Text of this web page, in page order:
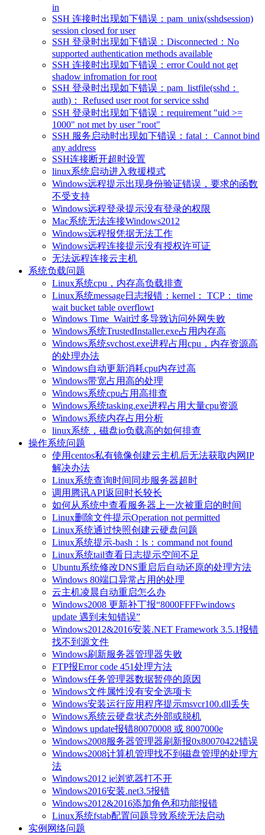
in
SSH 连接时出现如下错误：pam_unix(sshdsession)
session closed for user
SSH 登录时出现如下错误：Disconnected：No
supported authentication methods available
SSH 连接时出现如下错误：error Could not get
shadow infromation for root
SSH 登录时出现如下错误：pam_listfile(sshd：
auth)： Refused user root for service sshd
SSH 登录时出现如下错误：requirement "uid >=
1000" not met by user "root"
SSH 服务启动时出现如下错误：fatal： Cannot bind
any address
SSH连接断开超时设置
linux系统启动进入救援模式
Windows远程提示出现身份验证错误，要求的函数
不受支持
Windows远程登录提示没有登录的权限
Mac系统无法连接Windows2012
Windows远程报凭据无法工作
Windows远程连接提示没有授权许可证
无法远程连接云主机
系统负载问题
Linux系统cpu，内存高负载排查
Linux系统message日志报错：kernel： TCP： time
wait bucket table overflowt
Windows Time_Wait过多导致访问外网失败
Windows系统TrustedInstaller.exe占用内存高
Windows系统svchost.exe进程占用cpu，内存资源高
的处理办法
Windows自动更新消耗cpu内存过高
Windows带宽占用高的处理
Windows系统cpu占用高排查
Windows系统tasking.exe进程占用大量cpu资源
Windows系统内存占用分析
linux系统，磁盘io负载高的如何排查
操作系统问题
使用centos私有镜像创建云主机后无法获取内网IP
解决办法
Linux系统查询时间同步服务器超时
调用腾讯API返回时长较长
如何从系统中查看服务器上一次被重启的时间
Linux删除文件提示Operation not permitted
Linux系统通过快照创建云硬盘问题
Linux系统提示-bash：ls：command not found
Linux系统tail查看日志提示空间不足
Ubuntu系统修改DNS重启后自动还原的处理方法
Windows 80端口异常占用的处理
云主机凌晨自动重启怎么办
Windows2008 更新补丁报“8000FFFFwindows
update 遇到未知错误”
Windows2012&2016安装.NET Framework 3.5.1报错
找不到源文件
Windows刷新服务器管理器失败
FTP报Error code 451处理方法
Windows任务管理器数据暂停的原因
Windows文件属性没有安全选项卡
Windows安装运行应用程序提示msvcr100.dll丢失
Windows系统云硬盘状态外部或脱机
Windows update报错80070008 或 8007000e
Windows2008服务器管理器刷新报0x80070422错误
Windows2008计算机管理找不到磁盘管理的处理方
法
Windows2012 ie浏览器打不开
Windows2016安装.net3.5报错
Windows2012&2016添加角色和功能报错
Linux系统fstab配置问题导致系统无法启动
实例网络问题